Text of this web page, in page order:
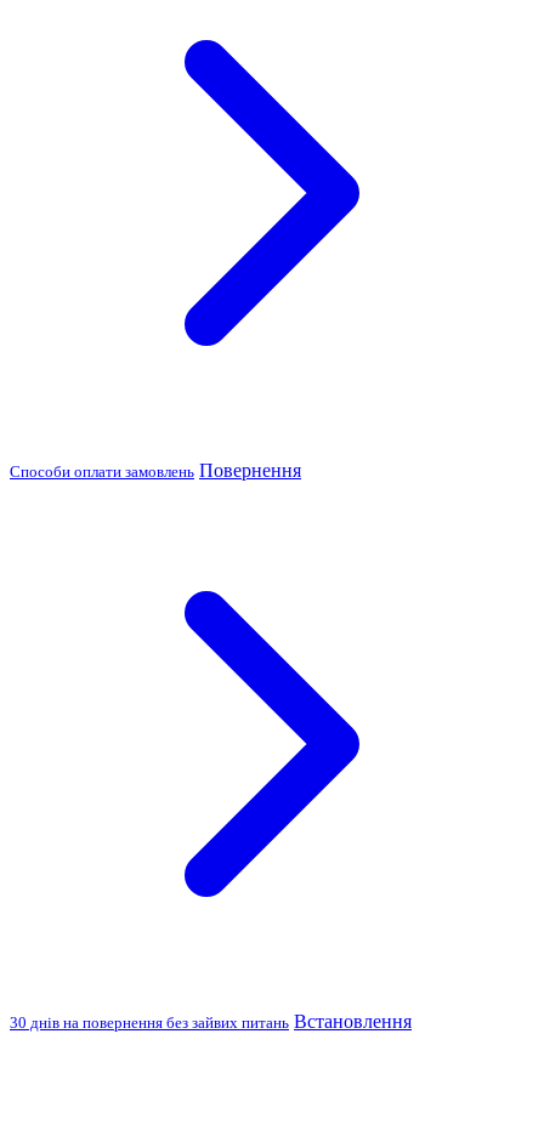
Способи оплати замовлень Повернення
30 днів на повернення без зайвих питань Встановлення